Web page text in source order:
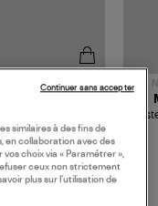
COLLECTION
€
Mousse
similaires à des fins de
en collaboration avec des
choix via « Paramétrer »,
ceux non strictement
plus sur l’utilisation de
Continuer sans accepter